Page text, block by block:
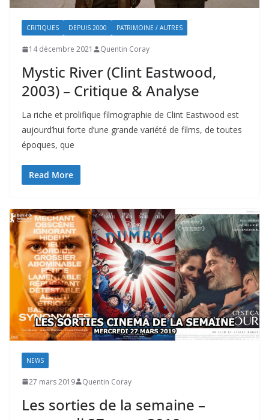
CRITIQUES DEPUIS 2000 PATRIMOINE / AUTRES
14 décembre 2021 Quentin Coray
Mystic River (Clint Eastwood,
2003) – Critique & Analyse
La riche et prolifique filmographie de Clint Eastwood est
aujourd’hui forte d’une grande variété de films, de toutes
époques, que
Read More
NEWS
27 mars 2019 Quentin Coray
Les sorties de la semaine –